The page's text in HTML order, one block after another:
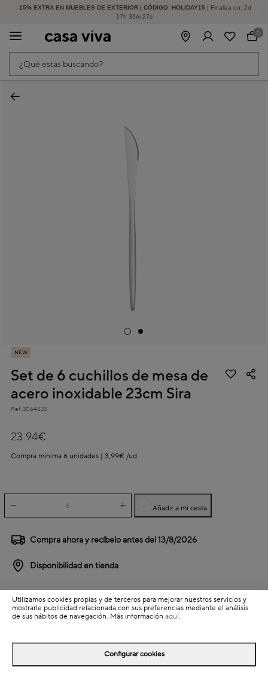
-15% EXTRA EN MUEBLES DE EXTERIOR | CÓDIGO: HOLIDAY15 | Finaliza en: 2d
17h 36m 27s
HASTA -60% DE DESCUENTO | SEGUNDAS REBAJAS
¿Qué estás buscando?
0
NEW
Set de 6 cuchillos de mesa de
acero inoxidable 23cm Sira
Ref. 3064533
23.94€
Compra mínima 6 unidades | 3,99€ /ud
Añadir a mi cesta
Compra ahora y recíbelo antes del13/8/2026
Disponibilidad en tienda
Detalles del producto
Colección: Sira
Utilizamos cookies propias y de terceros para mejorar nuestros servicios y
mostrarle publicidad relacionada con sus preferencias mediante el análisis
de sus hábitos de navegación. Más información aquí.
Configurar cookies